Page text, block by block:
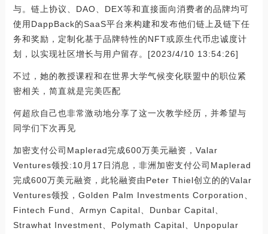
与。链上协议、DAO、DEX等和直接面向消费者的品牌均可
使用DappBack的SaaS平台来构建和发布他们链上及链下任
务和奖励，定制化基于品牌特性的NFT或原生代币忠诚度计
划，以实现社区增长与用户留存。[2023/4/10 13:54:26]
不过，她的教授课程和在世界大学气候变化联盟中的职位紧
密相关，简直就是完美匹配
何超欣自己也非常激动地分享了这一次教学经历，并希望与
同学们下次再见
加密支付公司Maplerad完成600万美元融资，Valar
Ventures领投:10月17日消息，非洲加密支付公司Maplerad
完成600万美元融资，此轮融资由Peter Thiel创立的的Valar
Ventures领投，Golden Palm Investments Corporation、
Fintech Fund、Armyn Capital、Dunbar Capital、
Strawhat Investment、Polymath Capital、Unpopular